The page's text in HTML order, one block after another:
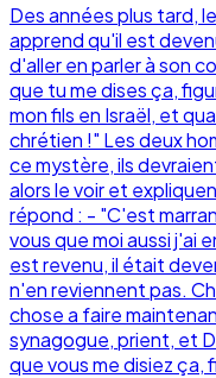
Des années plus tard,
apprend qu'il est
d'aller en parler à son
que tu me dises ça,
mon fils en Israël, et
chrétien !" Les deux
ce mystère, ils
alors le voir et
répond : - "C'est
vous que moi aussi j'ai
est revenu, il était
n'en reviennent pas.
chose a faire
synagogue, prient, et
que vous me disiez